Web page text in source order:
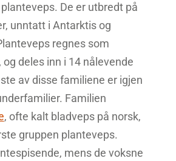
De er utbredt på
unntatt i Antarktis og
regnes som
deles inn i 14 nålevende
av disse familiene er igjen
Familien
, ofte kalt bladveps på norsk,
gruppen planteveps.
mens de voksne